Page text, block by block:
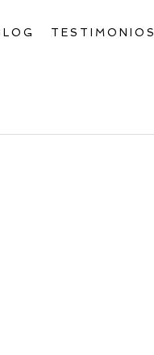
TESTIMONIOS